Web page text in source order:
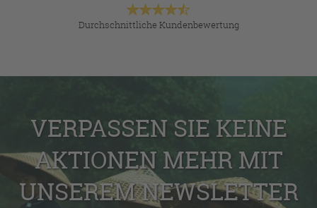
Durchschnittliche Kundenbewertung
VERPASSEN SIE KEINE
AKTIONEN MEHR MIT
UNSEREM NEWSLETTER